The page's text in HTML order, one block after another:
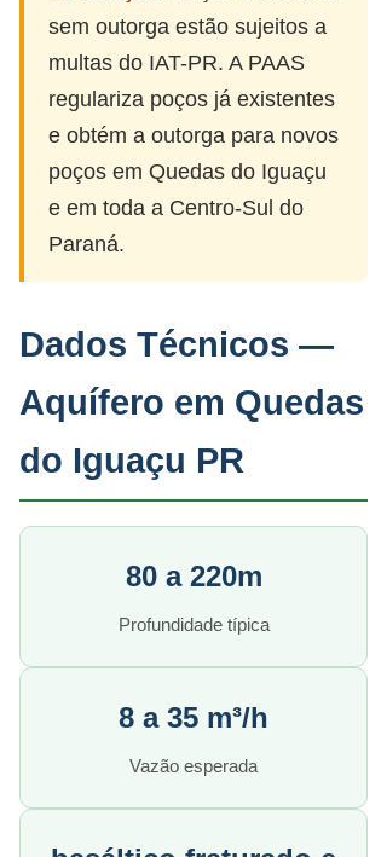
sem outorga estão sujeitos a
multas do IAT-PR. A PAAS
regulariza poços já existentes
e obtém a outorga para novos
poços em Quedas do Iguaçu
e em toda a Centro-Sul do
Paraná.
Dados Técnicos —
Aquífero em Quedas
do Iguaçu PR
80 a 220m
Profundidade típica
8 a 35 m³/h
Vazão esperada